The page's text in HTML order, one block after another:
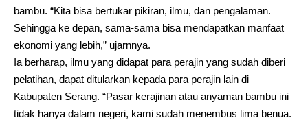
bambu. “Kita bisa bertukar pikiran, ilmu, dan pengalaman.
Sehingga ke depan, sama-sama bisa mendapatkan manfaat
ekonomi yang lebih,” ujarnnya.
Ia berharap, ilmu yang didapat para perajin yang sudah diberi
pelatihan, dapat ditularkan kepada para perajin lain di
Kabupaten Serang. “Pasar kerajinan atau anyaman bambu ini
tidak hanya dalam negeri, kami sudah menembus lima benua.